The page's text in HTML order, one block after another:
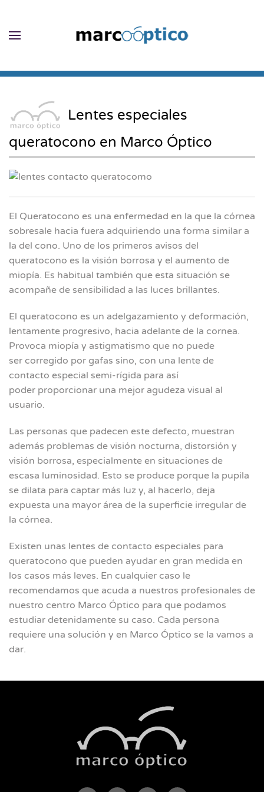
Skip to main content
Lentes especiales
queratocono en Marco Óptico
El Queratocono es una enfermedad en la que la córnea
sobresale hacia fuera adquiriendo una forma similar a
la del cono. Uno de los primeros avisos del
queratocono es la visión borrosa y el aumento de
miopía. Es habitual también que esta situación se
acompañe de sensibilidad a las luces brillantes.
El queratocono es un adelgazamiento y deformación,
lentamente progresivo, hacia adelante de la cornea.
Provoca miopía y astigmatismo que no puede
ser corregido por gafas sino, con una lente de
contacto especial semi-rígida para así
poder proporcionar una mejor agudeza visual al
usuario.
Las personas que padecen este defecto, muestran
además problemas de visión nocturna, distorsión y
visión borrosa, especialmente en situaciones de
escasa luminosidad. Esto se produce porque la pupila
se dilata para captar más luz y, al hacerlo, deja
expuesta una mayor área de la superficie irregular de
la córnea.
Existen unas lentes de contacto especiales para
queratocono que pueden ayudar en gran medida en
los casos más leves. En cualquier caso le
recomendamos que acuda a nuestros profesionales de
nuestro centro Marco Óptico para que podamos
estudiar detenidamente su caso. Cada persona
requiere una solución y en Marco Óptico se la vamos a
dar.